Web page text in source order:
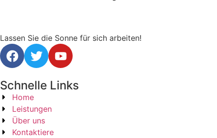
Lassen Sie die Sonne für sich arbeiten!
Schnelle Links
Home
Leistungen
Über uns
Kontaktiere